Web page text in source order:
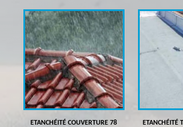
ETANCHÉITÉ COUVERTURE 78 ETANCHÉITÉ